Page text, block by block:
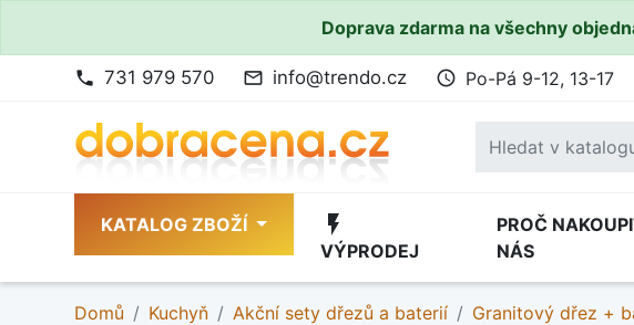
Doprava zdarma na všechny
phone 731 979 570 mail_outline info@trendo.cz access_time Po-Pá 9-12, 13-17
KATALOG ZBOŽÍ flash_on
VÝPRODEJ
PROČ
NÁS
Domů Kuchyň Akční sety dřezů a baterií Granitový dřez +